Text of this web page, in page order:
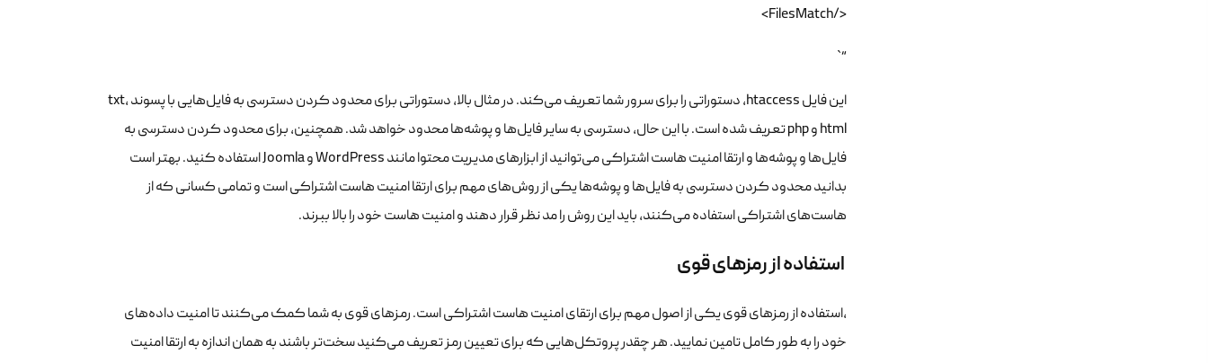
</FilesMatch>
“`
این فایل htaccess، دستوراتی را برای سرور شما تعریف می‌کند. در مثال بالا، دستوراتی برای محدود کردن دسترسی به فایل‌هایی با پسوند txt،
html و php تعریف شده است. با این حال، دسترسی به سایر فایل‌ها و پوشه‌ها محدود خواهد شد. همچنین، برای محدود کردن دسترسی به
فایل‌ها و پوشه‌ها و ارتقا امنیت هاست اشتراکی می‌توانید از ابزارهای مدیریت محتوا مانند WordPress و Joomla استفاده کنید. بهتر است
بدانید محدود کردن دسترسی به فایل‌ها و پوشه‌ها یکی از روش‌های مهم برای ارتقا امنیت هاست اشتراکی است و تمامی کسانی که از
هاست‌های اشتراکی استفاده می‌کنند، باید این روش را مد نظر قرار دهند و امنیت هاست خود را بالا ببرند.
استفاده از رمزهای قوی
،استفاده از رمزهای قوی یکی از اصول مهم برای ارتقای امنیت هاست اشتراکی است. رمزهای قوی به شما کمک می‌کنند تا امنیت داده‌های
خود را به طور کامل تامین نمایید. هر چقدر پروتکل‌هایی که برای تعیین رمز تعریف می‌کنید سخت‌تر باشند به همان اندازه به ارتقا امنیت